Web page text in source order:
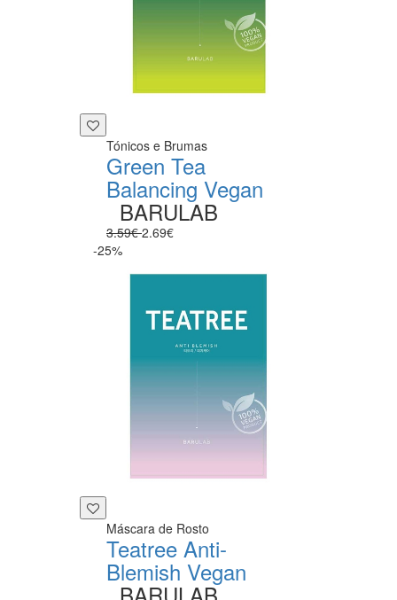
Tónicos e Brumas
Green Tea
Balancing Vegan
BARULAB
3.59€2.69€
-25%
Máscara de Rosto
Teatree Anti-
Blemish Vegan
BARULAB